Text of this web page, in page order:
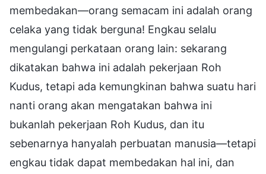
membedakan—orang semacam ini adalah orang
celaka yang tidak berguna! Engkau selalu
mengulangi perkataan orang lain: sekarang
dikatakan bahwa ini adalah pekerjaan Roh
Kudus, tetapi ada kemungkinan bahwa suatu hari
nanti orang akan mengatakan bahwa ini
bukanlah pekerjaan Roh Kudus, dan itu
sebenarnya hanyalah perbuatan manusia—tetapi
engkau tidak dapat membedakan hal ini, dan